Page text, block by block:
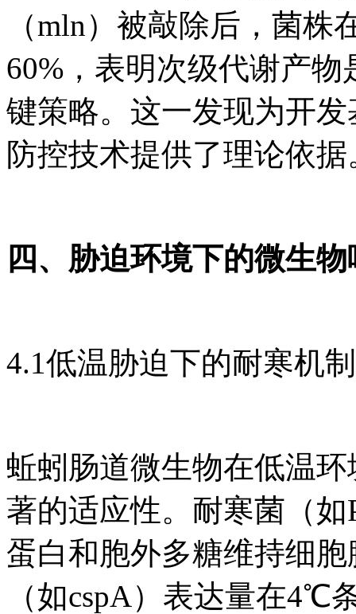
（mln）被敲除后，菌
60%，表明次级代谢产
键策略。这一发现为开
防控技术提供了理论依据
四、胁迫环境下的微生
4.1低温胁迫下的耐寒机制
蚯蚓肠道微生物在低温
著的适应性。耐寒菌（如
蛋白和胞外多糖维持细
（如cspA）表达量在4℃